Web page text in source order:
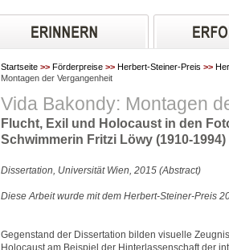
Startseite >> Förderpreise >> Herbert-Steiner-Preis >>
Montagen der Vergangenheit
Vida Bakondy: Montagen
Flucht, Exil und Holocaust in den
Schwimmerin Fritzi Löwy (1910-1994)
Dissertation, Universität Wien, 2015 (Abstract)
Diese Arbeit wurde mit dem Herbert-Steiner-Preis
Gegenstand der Dissertation bilden visuelle
Holocaust am Beispiel der Hinterlassenschaft der